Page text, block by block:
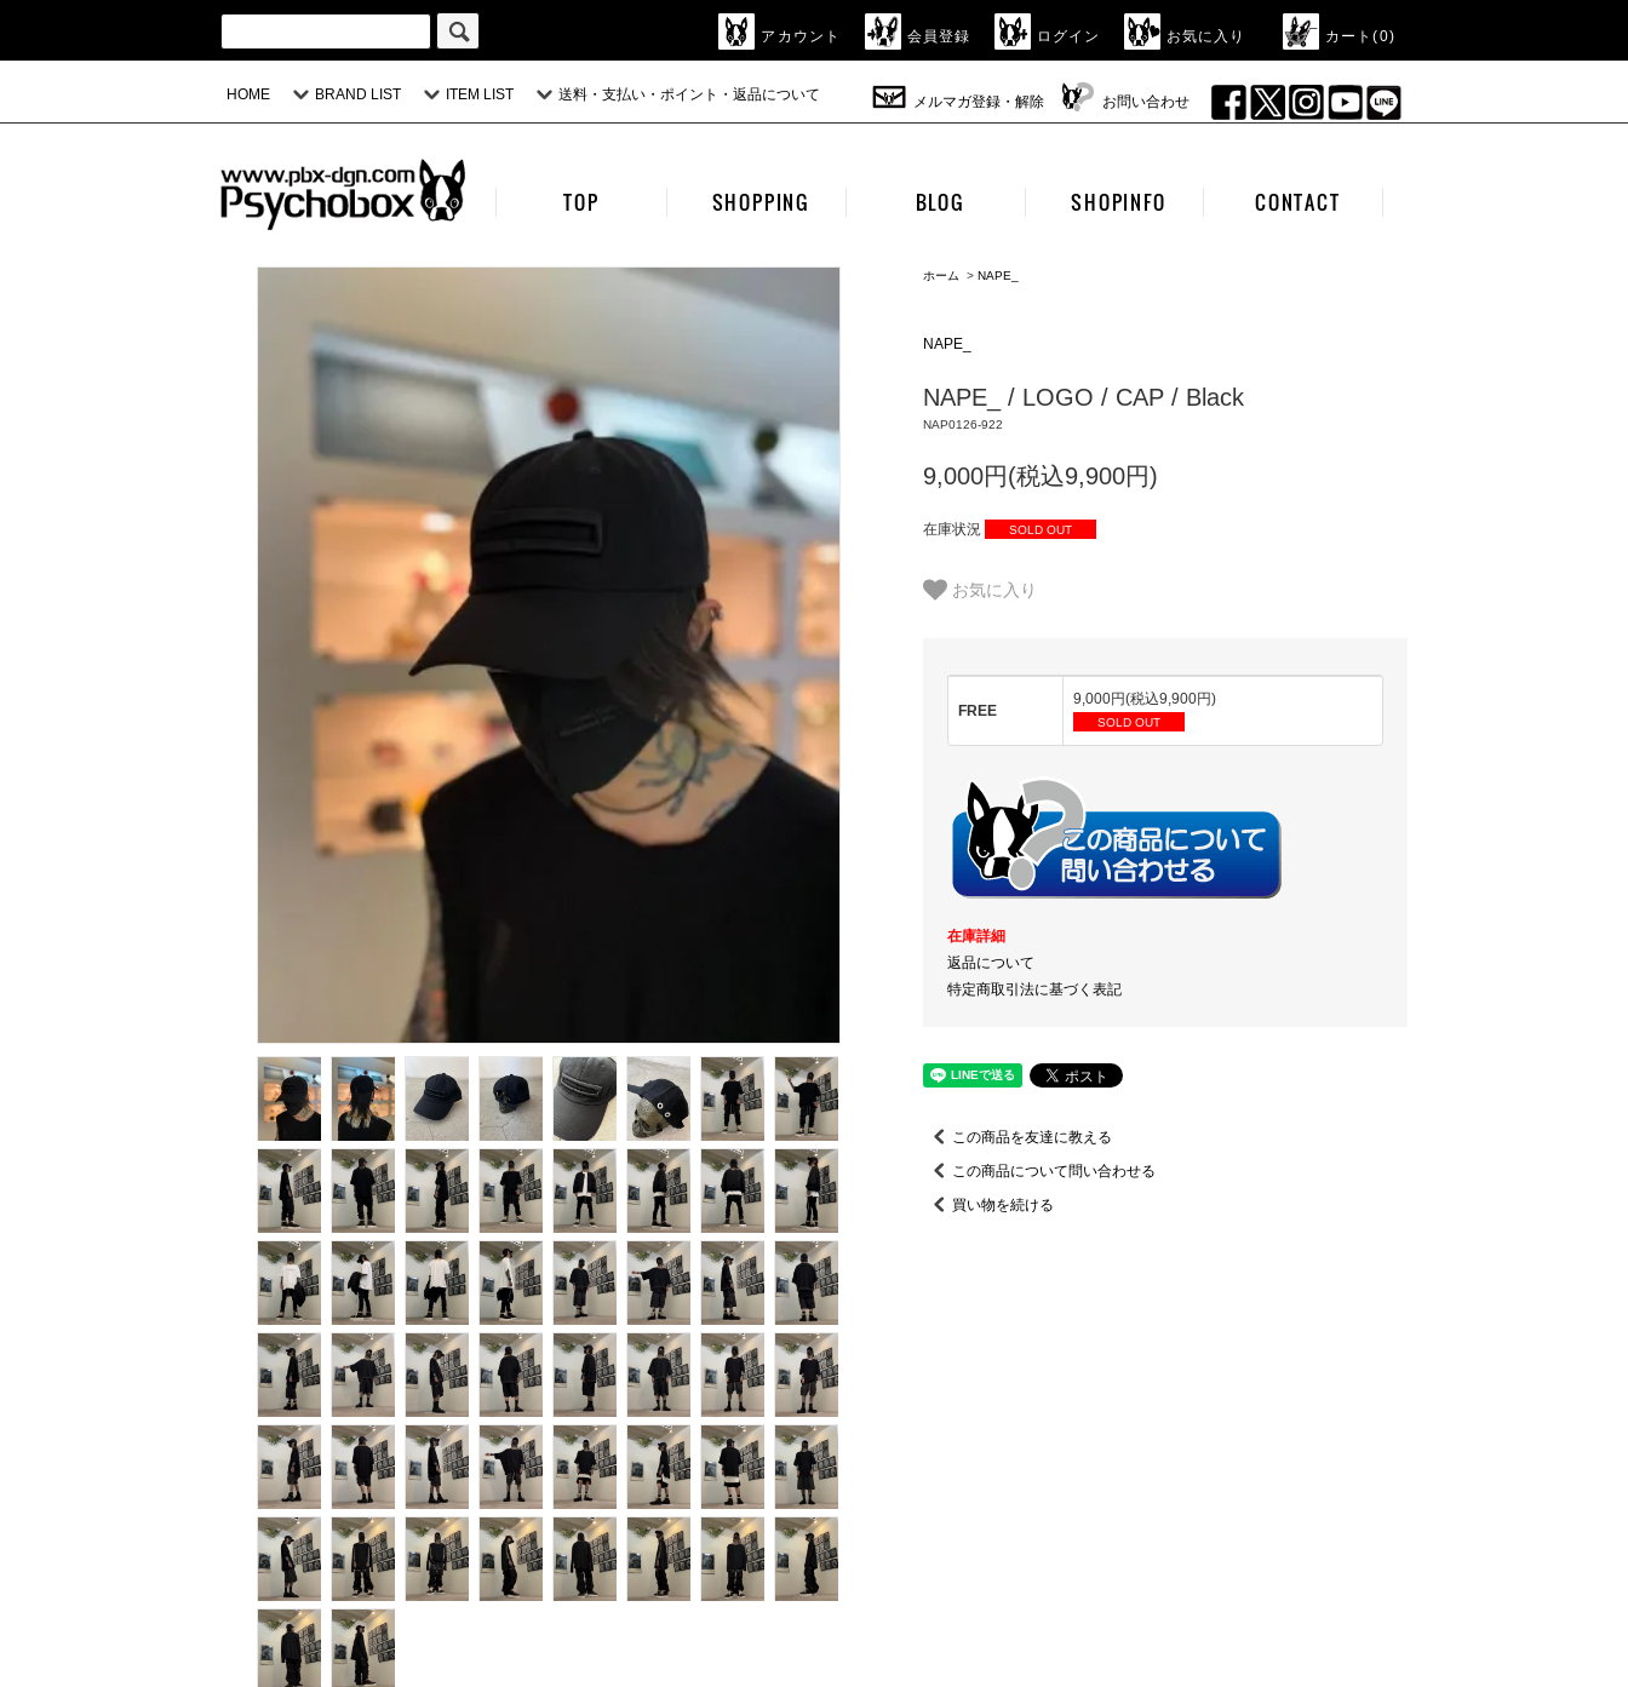
アカウント 会員登録 ログイン お気に入り カート(0)
HOME BRAND LIST ITEM LIST 送料・支払い・ポイント・返品について メルマガ登録・解除 お問い合わせ
TOP SHOPPING BLOG SHOPINFO CONTACT
ホーム > NAPE_
NAPE_
NAPE_ / LOGO / CAP / Black
NAP0126-922
9,000円(税込9,900円)
在庫状況 SOLD OUT
お気に入り
FREE
9,000円(税込9,900円)
SOLD OUT
在庫詳細
返品について
特定商取引法に基づく表記
この商品を友達に教える
この商品について問い合わせる
買い物を続ける